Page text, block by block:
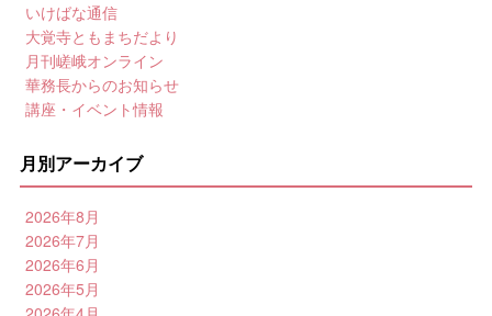
いけばな通信
大覚寺ともまちだより
月刊嵯峨オンライン
華務長からのお知らせ
講座・イベント情報
月別アーカイブ
2026年8月
2026年7月
2026年6月
2026年5月